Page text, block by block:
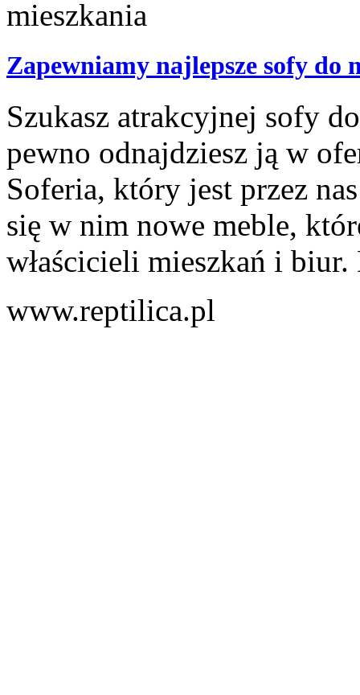
Zapewniamy najlepsze sofy do
Szukasz atrakcyjnej sofy
pewno odnajdziesz ją w
Soferia, który jest przez
się w nim nowe meble,
właścicieli mieszkań i
www.reptilica.pl